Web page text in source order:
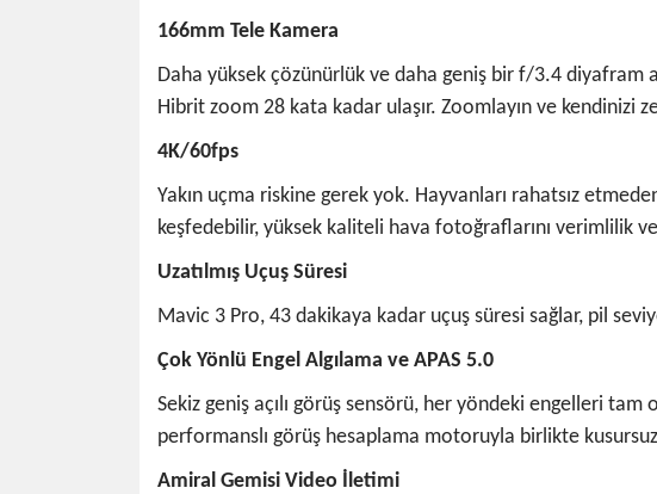
166mm Tele Kamera
Daha yüksek çözünürlük ve daha geniş bir f/3.4 diyafram
Hibrit zoom 28 kata kadar ulaşır. Zoomlayın ve kendinizi
4K/60fps
Yakın uçma riskine gerek yok. Hayvanları rahatsız
keşfedebilir, yüksek kaliteli hava fotoğraflarını verimlilik
Uzatılmış Uçuş Süresi
Mavic 3 Pro, 43 dakikaya kadar uçuş süresi sağlar, pil
Çok Yönlü Engel Algılama ve APAS 5.0
Sekiz geniş açılı görüş sensörü, her yöndeki engelleri
performanslı görüş hesaplama motoruyla birlikte kusursuz
Amiral Gemisi Video İletimi